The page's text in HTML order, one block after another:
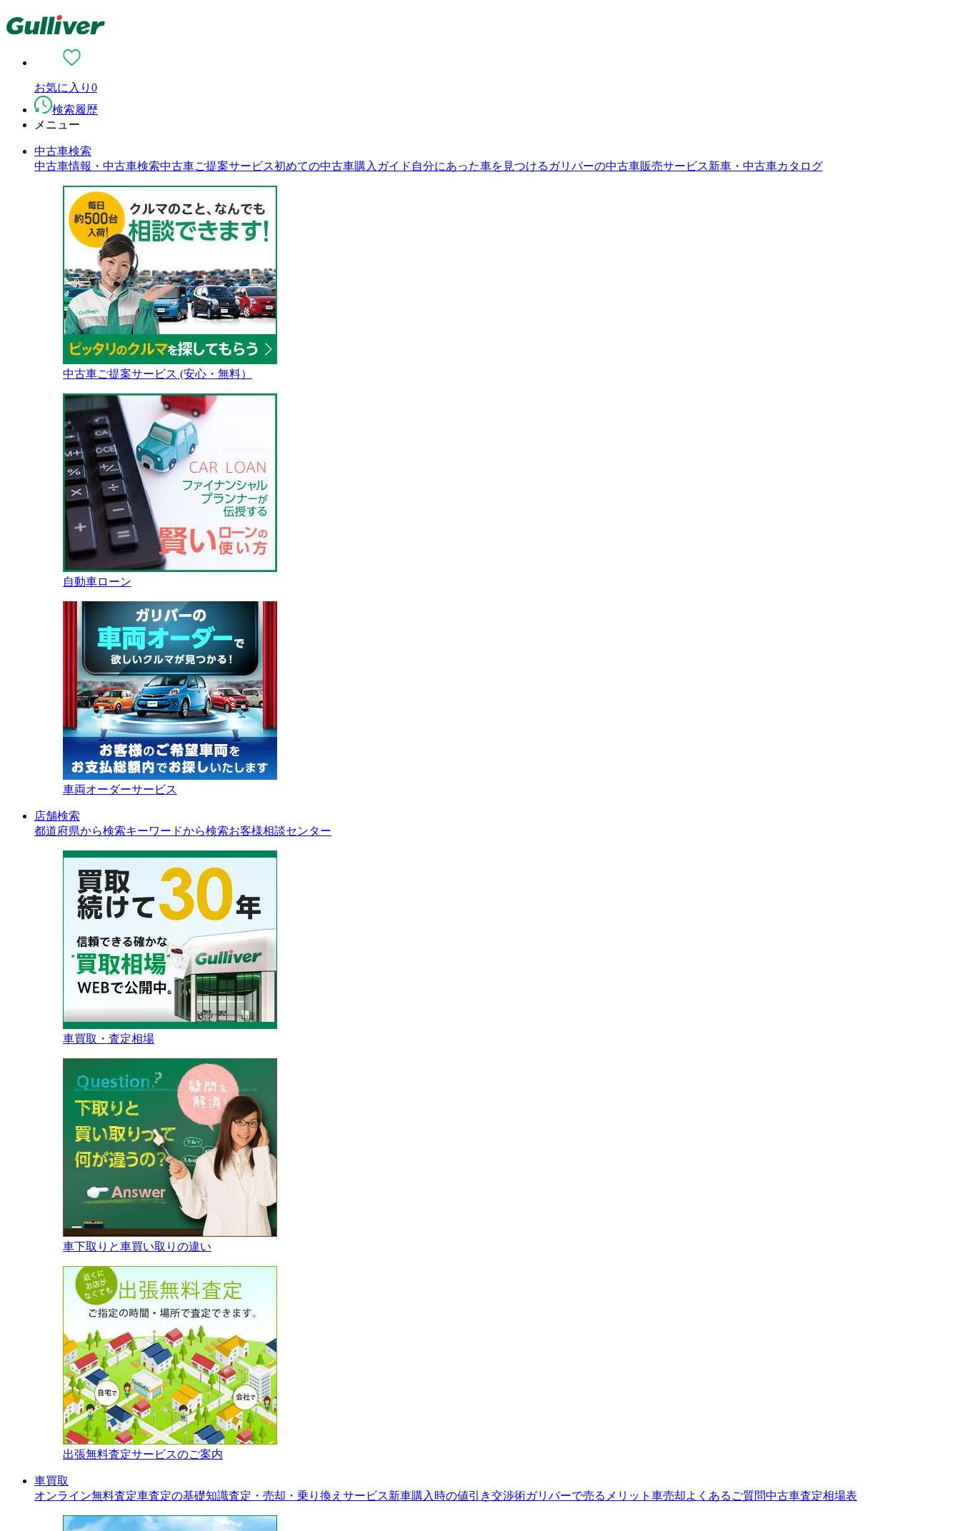
お気に入り 0
検索履歴
メニュー
中古車検索
中古車情報・中古車検索中古車ご提案サービス初めての中古車購入ガイド 自分にあった車を見つける ガリバーの中古車販売サービス新車・中古車カタログ
中古車ご提案サービス (安心・無料）
自動車ローン
車両オーダーサービス
店舗検索
都道府県から検索キーワードから検索お客様相談センター
車買取・査定相場
車下取りと車買い取りの違い
出張無料査定サービスのご案内
車買取
オンライン無料査定車査定の基礎知識査定・売却・乗り換えサービス新車購入時の値引き交渉術ガリバーで売るメリット 車売却よくあるご質問中古車査定相場表